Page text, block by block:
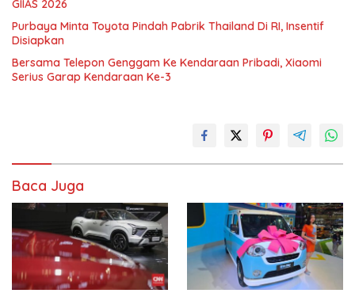
GIIAS 2026
Purbaya Minta Toyota Pindah Pabrik Thailand Di RI, Insentif
Disiapkan
Bersama Telepon Genggam Ke Kendaraan Pribadi, Xiaomi
Serius Garap Kendaraan Ke-3
Baca Juga